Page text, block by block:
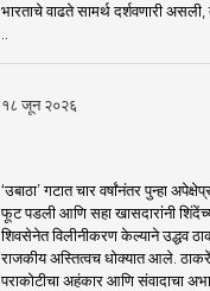
भारताचे वाढते सामर्थ दर्शवणारी असली,
१८ जून २०२६
‘उबाठा’ गटात चार वर्षांनंतर पुन्हा
फूट पडली आणि सहा खासदारांनी
शिवसेनेत विलीनीकरण केल्याने उद्धव
राजकीय अस्तित्वच धोक्यात आले.
पराकोटीचा अहंकार आणि संवादाचा